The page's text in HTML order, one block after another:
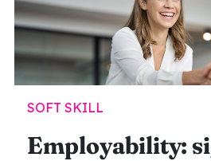
SOFT SKILL
Employability: